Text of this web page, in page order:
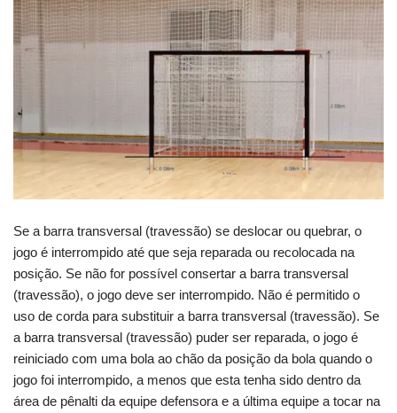
Se a barra transversal (travessão) se deslocar ou quebrar, o
jogo é interrompido até que seja reparada ou recolocada na
posição. Se não for possível consertar a barra transversal
(travessão), o jogo deve ser interrompido. Não é permitido o
uso de corda para substituir a barra transversal (travessão). Se
a barra transversal (travessão) puder ser reparada, o jogo é
reiniciado com uma bola ao chão da posição da bola quando o
jogo foi interrompido, a menos que esta tenha sido dentro da
área de pênalti da equipe defensora e a última equipe a tocar na